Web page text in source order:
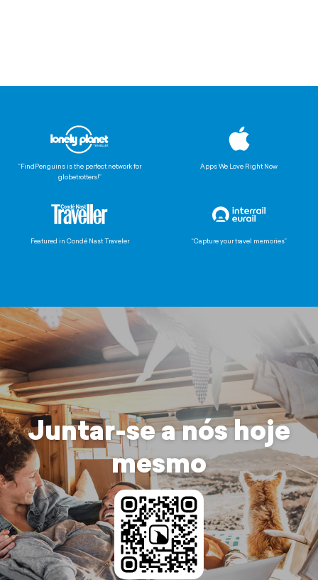
“FindPenguins is the perfect network for
globetrotters!”
Apps We Love Right Now
Featured in Condé Nast Traveler “Capture your travel memories”
Juntar-se a nós hoje
mesmo